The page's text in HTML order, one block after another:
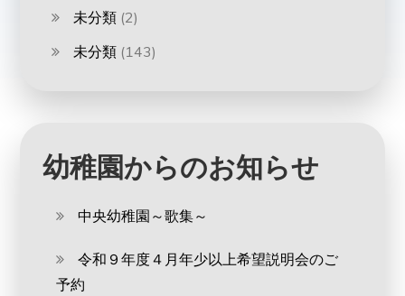
未分類 (2)
未分類 (143)
幼稚園からのお知らせ
中央幼稚園～歌集～
令和９年度４月年少以上希望説明会のご
予約